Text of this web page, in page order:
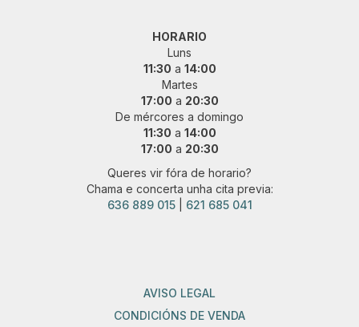
HORARIO
Luns
11:30 a 14:00
Martes
17:00 a 20:30
De mércores a domingo
11:30 a 14:00
17:00 a 20:30
Queres vir fóra de horario?
Chama e concerta unha cita previa:
636 889 015| 621 685 041
AVISO LEGAL
CONDICIÓNS DE VENDA